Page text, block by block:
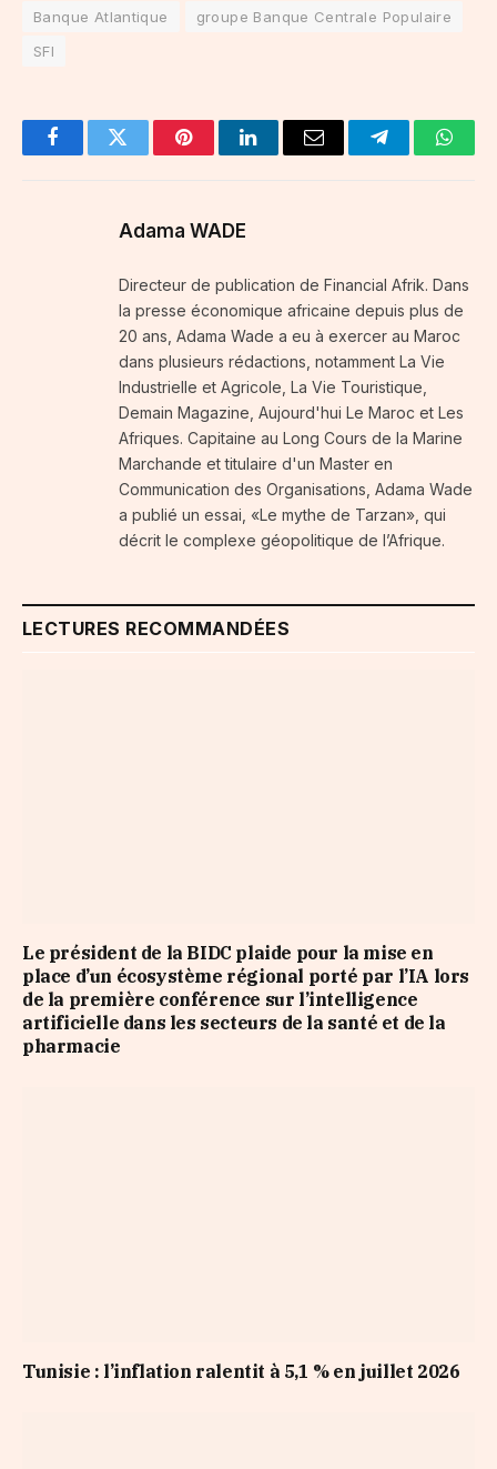
Banque Atlantique
groupe Banque Centrale Populaire
SFI
FacebookTwitter PinterestLinkedInEmail Telegram
Adama WADE
Directeur de publication de Financial Afrik. Dans
la presse économique africaine depuis plus de
20 ans, Adama Wade a eu à exercer au Maroc
dans plusieurs rédactions, notamment La Vie
Industrielle et Agricole, La Vie Touristique,
Demain Magazine, Aujourd'hui Le Maroc et Les
Afriques. Capitaine au Long Cours de la Marine
Marchande et titulaire d'un Master en
Communication des Organisations, Adama Wade
a publié un essai, «Le mythe de Tarzan», qui
décrit le complexe géopolitique de l’Afrique.
LECTURES RECOMMANDÉES
Le président de la BIDC plaide pour la mise en
place d’un écosystème régional porté par l’IA lors
de la première conférence sur l’intelligence
artificielle dans les secteurs de la santé et de la
pharmacie
Tunisie : l’inflation ralentit à 5,1 % en juillet 2026